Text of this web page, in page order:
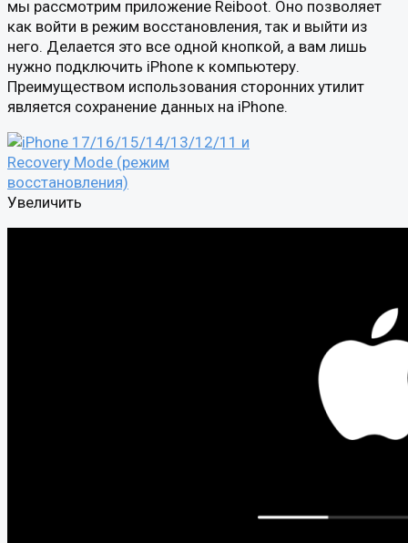
мы рассмотрим приложение Reiboot. Оно позволяет
как войти в режим восстановления, так и выйти из
него. Делается это все одной кнопкой, а вам лишь
нужно подключить iPhone к компьютеру.
Преимуществом использования сторонних утилит
является сохранение данных на iPhone.
Увеличить